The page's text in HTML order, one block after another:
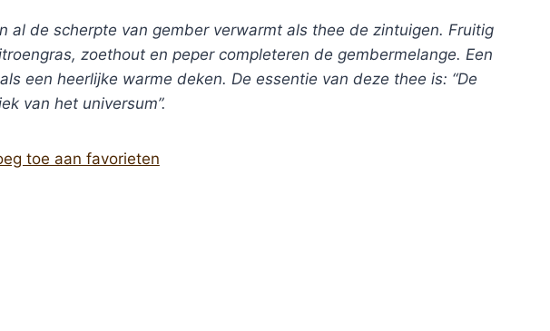
al de scherpte van gember verwarmt als thee de zintuigen. Fruitig
zoethout en peper completeren de gembermelange. Een
een heerlijke warme deken. De essentie van deze thee is: “De
van het universum”.
toe aan favorieten